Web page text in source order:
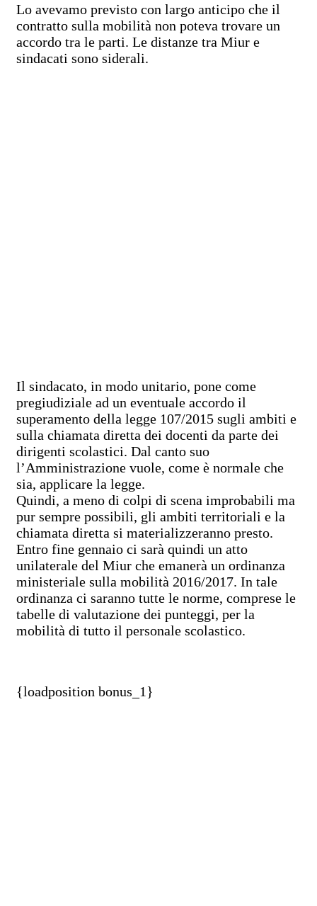
Lo avevamo previsto con largo anticipo che il
contratto sulla mobilità non poteva trovare un
accordo tra le parti. Le distanze tra Miur e
sindacati sono siderali.
Il sindacato, in modo unitario, pone come
pregiudiziale ad un eventuale accordo il
superamento della legge 107/2015 sugli ambiti e
sulla chiamata diretta dei docenti da parte dei
dirigenti scolastici. Dal canto suo
l’Amministrazione vuole, come è normale che
sia, applicare la legge.
Quindi, a meno di colpi di scena improbabili ma
pur sempre possibili, gli ambiti territoriali e la
chiamata diretta si materializzeranno presto.
Entro fine gennaio ci sarà quindi un atto
unilaterale del Miur che emanerà un ordinanza
ministeriale sulla mobilità 2016/2017. In tale
ordinanza ci saranno tutte le norme, comprese le
tabelle di valutazione dei punteggi, per la
mobilità di tutto il personale scolastico.
{loadposition bonus_1}